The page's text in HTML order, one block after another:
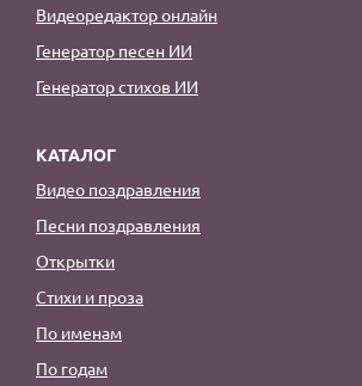
Видеоредактор онлайн
Генератор песен ИИ
Генератор стихов ИИ
КАТАЛОГ
Видео поздравления
Песни поздравления
Открытки
Стихи и проза
По именам
По годам